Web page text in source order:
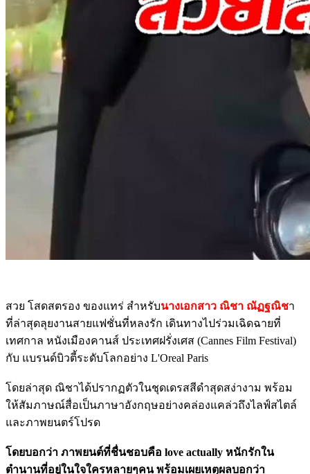
สวย โสดสตรอง ของแทร่ สำหรับนางเอกสาว ณิชา ณัฏฐณิชา
ที่ล่าสุดลุยงานสายแฟชั่นที่หลงรัก เดินทางไปร่วมเฉิดฉายที่
เทศกาล หนังเมืองคานส์ ประเทศฝรั่งเศส (Cannes Film Festival)
กับ แบรนด์บิวตี้ระดับโลกอย่าง L'Oreal Paris
โดยล่าสุด ณิชาได้ปรากฏตัวในชุดเดรสสีดำสุดสง่างาม พร้อม
ให้สัมภาษณ์สื่อเป็นภาษาอังกฤษอย่างคล่องแคล่วถึงไลฟ์สไตล์
และภาพยนตร์โปรด
โดยบอกว่า ภาพยนต์ที่ชื่นชอบคือ love actually หนักรักใน
ตำนานที่อยู่ในใจใครหลายๆคน พร้อมเผยเหตุผลบอกว่า